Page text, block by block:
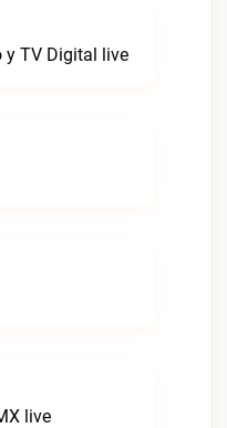
y TV Digital live
live